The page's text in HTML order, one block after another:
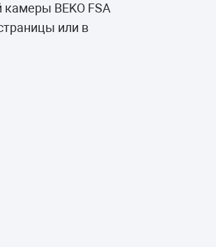
BEKO FSA
или в